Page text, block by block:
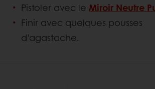
Pistoler avec le Miroir Neutre
Finir avec quelques pousses
d’agastache.